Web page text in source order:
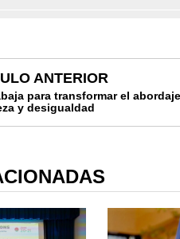
ANTERIOR
para transformar el
y desigualdad